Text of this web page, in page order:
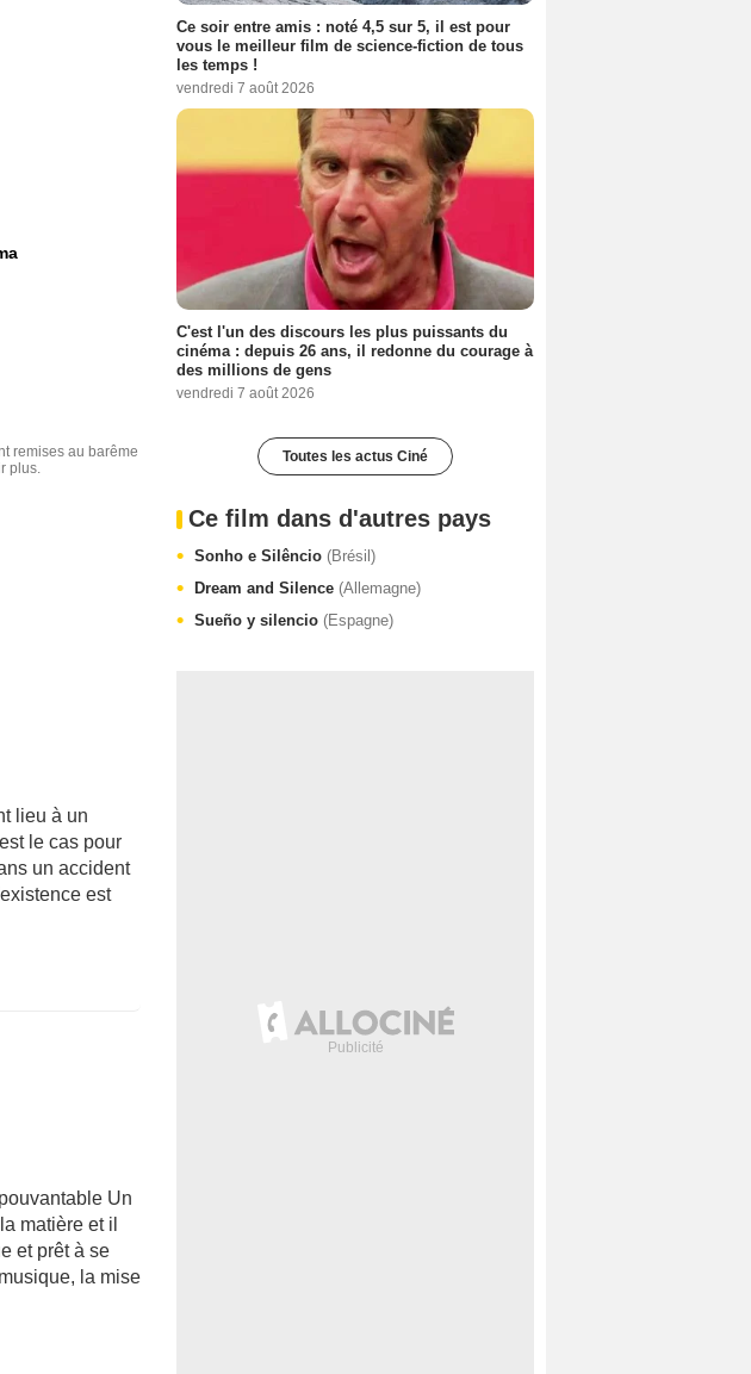
remises au barême
plus.
lieu à un
le cas pour
un accident
est
Un
matière et il
et prêt à se
la mise
Ce soir entre amis : noté 4,5 sur 5, il est pour
vous le meilleur film de science-fiction de tous
les temps !
vendredi 7 août 2026
C'est l'un des discours les plus puissants du
cinéma : depuis 26 ans, il redonne du courage à
des millions de gens
vendredi 7 août 2026
Toutes les actus Ciné
Ce film dans d'autres pays
Sonho e Silêncio (Brésil)
Dream and Silence (Allemagne)
Sueño y silencio (Espagne)